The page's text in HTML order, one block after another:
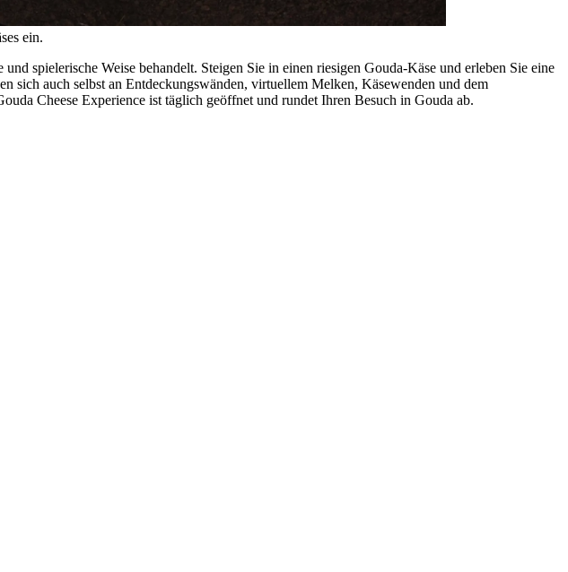
ein.
spielerische Weise behandelt. Steigen Sie in einen riesigen Gouda-Käse und erleben Sie eine
sich auch selbst an Entdeckungswänden, virtuellem Melken, Käsewenden und dem
Cheese Experience ist täglich geöffnet und rundet Ihren Besuch in Gouda ab.